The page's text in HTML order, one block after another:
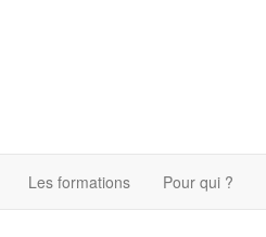
Les formations Pour qui ?